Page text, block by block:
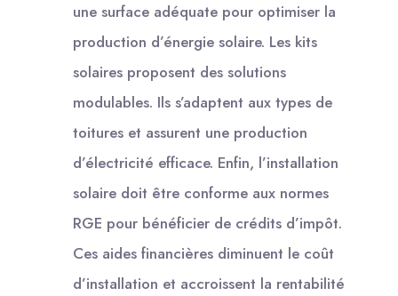
une surface adéquate pour optimiser la
production d’énergie solaire. Les kits
solaires proposent des solutions
modulables. Ils s’adaptent aux types de
toitures et assurent une production
d’électricité efficace. Enfin, l’installation
solaire doit être conforme aux normes
RGE pour bénéficier de crédits d’impôt.
Ces aides financières diminuent le coût
d’installation et accroissent la rentabilité